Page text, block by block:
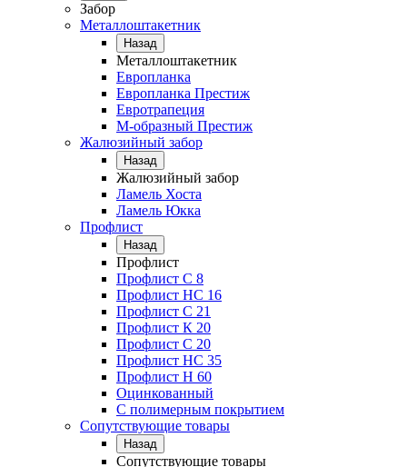
Забор
Металлоштакетник
Назад
Металлоштакетник
Европланка
Европланка Престиж
Евротрапеция
М-образный Престиж
Жалюзийный забор
Назад
Жалюзийный забор
Ламель Хоста
Ламель Юкка
Профлист
Назад
Профлист
Профлист С 8
Профлист НС 16
Профлист C 21
Профлист К 20
Профлист С 20
Профлист НС 35
Профлист Н 60
Оцинкованный
С полимерным покрытием
Сопутствующие товары
Назад
Сопутствующие товары